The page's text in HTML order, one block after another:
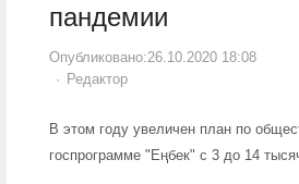
пандемии
Опубликовано:26.10.2020 18:08
Author
Редактор
В этом году увеличен план по
госпрограмме "Еңбек" с 3 до 14